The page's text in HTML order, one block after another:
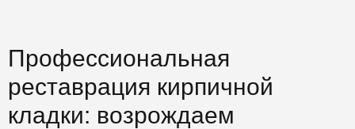
Профессиональная
реставрация кирпичной
кладки: возрождаем